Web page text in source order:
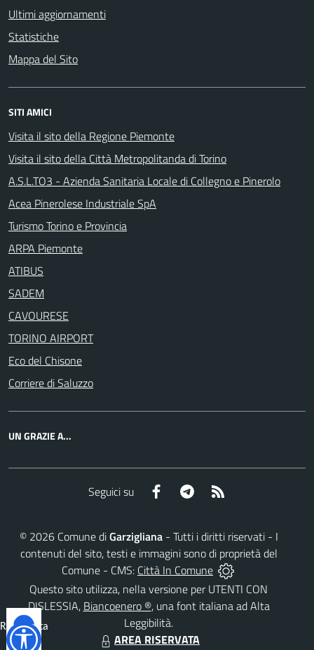
Ultimi aggiornamenti
Statistiche
Mappa del Sito
SITI AMICI
Visita il sito della Regione Piemonte
Visita il sito della Città Metropolitanda di Torino
A.S.L.TO3 - Azienda Sanitaria Locale di Collegno e Pinerolo
Acea Pinerolese Industriale SpA
Turismo Torino e Provincia
ARPA Piemonte
ATIBUS
SADEM
CAVOURESE
TORINO AIRPORT
Eco del Chisone
Corriere di Saluzzo
UN GRAZIE A...
Seguici su Facebook Telegram
© 2026Comune diGarzigliana- Tutti i diritti riservati - I
contenuti del sito, testi e immagini sono di proprietà del
Comune - CMS: Città In Comune
Questo sito utilizza, nella versione per UTENTI CON
DISLESSIA, Biancoenero ®, una font italiana ad Alta
Leggibilità.
AREA RISERVATA
Reimposta
tutto